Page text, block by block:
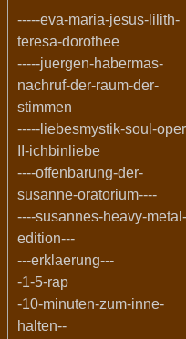
-----eva-maria-jesus-lilith-
teresa-dorothee
-----juergen-habermas-
nachruf-der-raum-der-
stimmen
-----liebesmystik-soul-
II-ichbinliebe
----offenbarung-der-
susanne-oratorium----
----susannes-heavy-metal-
edition---
---erklaerung---
-1-5-rap
-10-minuten-zum-inne-
halten--